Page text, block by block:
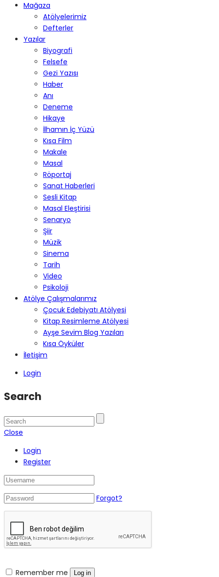
Mağaza
Atölyelerimiz
Defterler
Yazılar
Biyografi
Felsefe
Gezi Yazısı
Haber
Anı
Deneme
Hikaye
İlhamın İç Yüzü
Kısa Film
Makale
Masal
Röportaj
Sanat Haberleri
Sesli Kitap
Masal Eleştirisi
Senaryo
Şiir
Müzik
Sinema
Tarih
Video
Psikoloji
Atölye Çalışmalarımız
Çocuk Edebiyatı Atölyesi
Kitap Resimleme Atölyesi
Ayşe Sevim Blog Yazıları
Kısa Öyküler
İletişim
Login
Search
Close
Login
Register
Forgot?
Remember me Log in